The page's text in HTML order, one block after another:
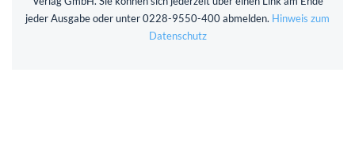
jeder Ausgabe oder unter 0228-9550-400 abmelden. Hinweis zum
Datenschutz